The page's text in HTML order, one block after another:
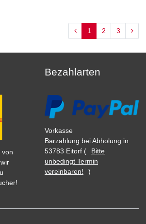
1 2 3
von
Bezahlarten
Vorkasse
Barzahlung bei Abholung in
53783 Eitorf (
Bitte
unbedingt Termin
vereinbaren!
)